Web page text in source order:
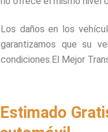
Los daños en los
garantizamos que su
condiciones.El Mejor
Estimado